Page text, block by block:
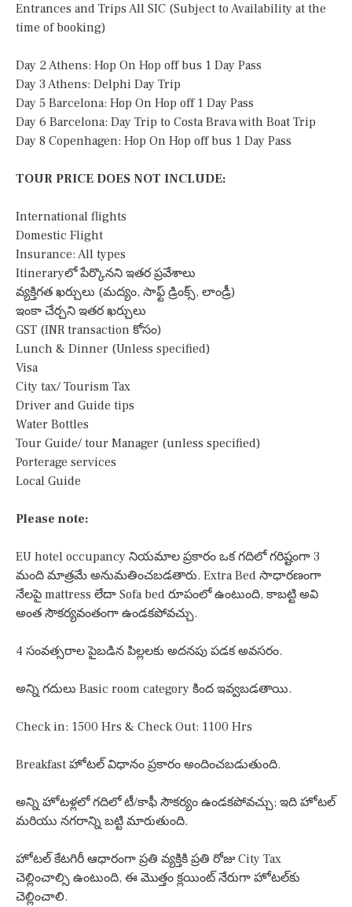
Entrances and Trips All SIC (Subject to Availability at the
time of booking)
Day 2 Athens: Hop On Hop off bus 1 Day Pass
Day 3 Athens: Delphi Day Trip
Day 5 Barcelona: Hop On Hop off 1 Day Pass
Day 6 Barcelona: Day Trip to Costa Brava with Boat Trip
Day 8 Copenhagen: Hop On Hop off bus 1 Day Pass
TOUR PRICE DOES NOT INCLUDE:
International flights
Domestic Flight
Insurance: All types
Itineraryలో పేర్కొనని ఇతర ప్రవేశాలు
వ్యక్తిగత ఖర్చులు (మద్యం, సాఫ్ట్ డ్రింక్స్, లాండ్రీ)
ఇంకా చేర్చని ఇతర ఖర్చులు
GST (INR transaction కోసం)
Lunch & Dinner (Unless specified)
Visa
City tax/ Tourism Tax
Driver and Guide tips
Water Bottles
Tour Guide/ tour Manager (unless specified)
Porterage services
Local Guide
Please note:
EU hotel occupancy నియమాల ప్రకారం ఒక గదిలో గరిష్టంగా 3
మంది మాత్రమే అనుమతించబడతారు. Extra Bed సాధారణంగా
నేలపై mattress లేదా Sofa bed రూపంలో ఉంటుంది, కాబట్టి అవి
అంత సౌకర్యవంతంగా ఉండకపోవచ్చు.
4 సంవత్సరాల పైబడిన పిల్లలకు అదనపు పడక అవసరం.
అన్ని గదులు Basic room category కింద ఇవ్వబడతాయి.
Check in: 1500 Hrs & Check Out: 1100 Hrs
Breakfast హోటల్ విధానం ప్రకారం అందించబడుతుంది.
అన్ని హోటళ్లలో గదిలో టీ/కాఫీ సౌకర్యం ఉండకపోవచ్చు; ఇది హోటల్
మరియు నగరాన్ని బట్టి మారుతుంది.
హోటల్ కేటగిరీ ఆధారంగా ప్రతి వ్యక్తికి ప్రతి రోజు City Tax
చెల్లించాల్సి ఉంటుంది, ఈ మొత్తం క్లయింట్ నేరుగా హోటల్‌కు
చెల్లించాలి.